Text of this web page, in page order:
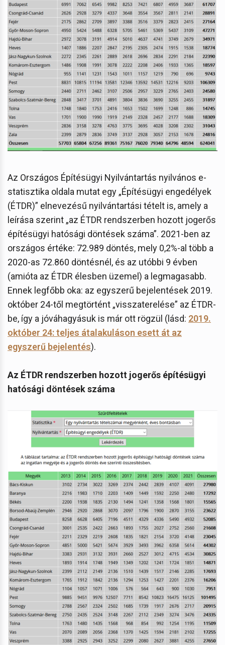
Az Országos Építésügyi Nyilvántartás nyilvános e-
statisztika oldala mutat egy „Építésügyi engedélyek
(ÉTDR)” elnevezésű nyilvántartási tételt is, amely a
leírása szerint „az ÉTDR rendszerben hozott jogerős
építésügyi hatósági döntések száma”. 2021-ben az
országos értéke: 72.989 döntés, mely 0,2%-al több a
2020-as 72.860 döntésnél, és az utóbbi 9 évben
(amióta az ÉTDR élesben üzemel) a legmagasabb.
Ennek legfőbb oka: az egyszerű bejelentések 2019.
október 24-től megtörtént „visszaterelése” az ÉTDR-
be, így a jóváhagyásuk is már ott rögzül (lásd: 2019.
október 24: teljes átalakuláson esett át az
egyszerű bejelentés).
Az ÉTDR rendszerben hozott jogerős építésügyi
hatósági döntések száma